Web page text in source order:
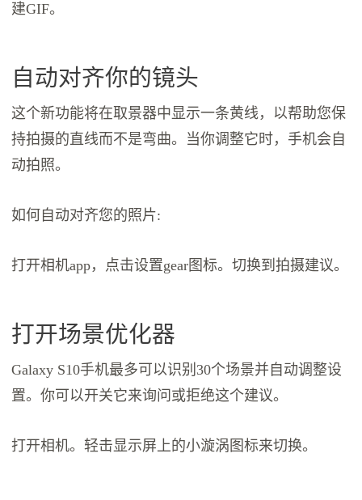
建GIF。
自动对齐你的镜头
这个新功能将在取景器中显示一条黄线，以帮助您保
持拍摄的直线而不是弯曲。当你调整它时，手机会自
动拍照。
如何自动对齐您的照片:
打开相机app，点击设置gear图标。切换到拍摄建议。
打开场景优化器
Galaxy S10手机最多可以识别30个场景并自动调整设
置。你可以开关它来询问或拒绝这个建议。
打开相机。轻击显示屏上的小漩涡图标来切换。